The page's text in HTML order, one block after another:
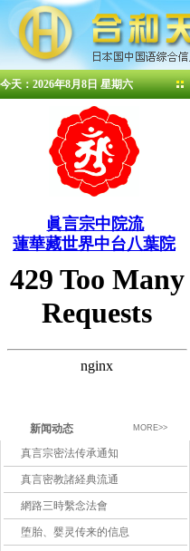
今天：2026年8月8日 星期六
眞言宗中院流
蓮華藏世界中台八葉院
新闻动态 MORE>>
真言宗密法传承通知
真言密教諸経典流通
網路三時繫念法會
堕胎、婴灵传来的信息